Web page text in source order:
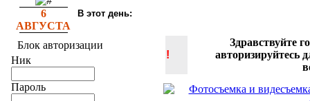
6
АВГУСТА
В этот день:
Блок авторизации
Ник
Пароль
!
Здравствуйте
авторизируйтесь